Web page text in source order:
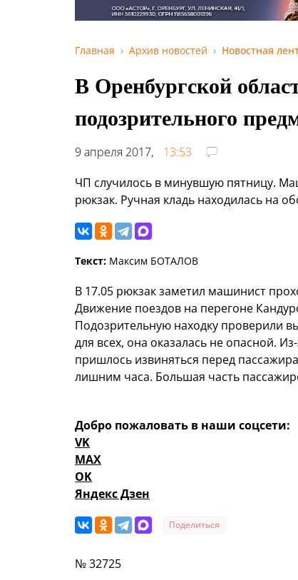
Главная Архив новостей Новостная
В Оренбургской
подозрительного
9 апреля 2017,
13:53
ЧП случилось в минувшую пятницу.
рюкзак. Ручная кладь находилась на
Текст: Максим БОТАЛОВ
В 17.05 рюкзак заметил машинист
Движение поездов на перегоне
Подозрительную находку проверили
для всех, она оказалась не опасной.
пришлось извиняться перед
лишним часа. Большая часть
Добро пожаловать в наши соцсети:
VK
MAX
OK
Яндекс Дзен
Поделиться
№ 32725